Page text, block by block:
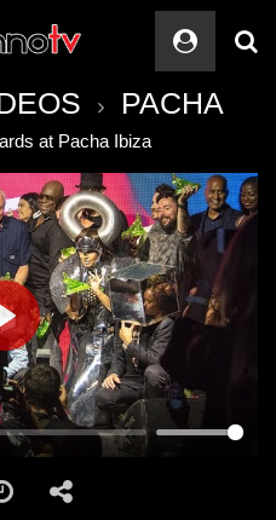
PACHA
at Pacha Ibiza
PLAY